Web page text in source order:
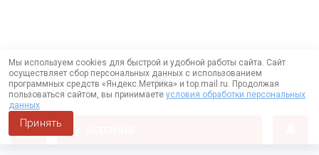
Мы используем cookies для быстрой и удобной работы сайта. Сайт
осуществляет сбор персональных данных с использованием
программных средств «Яндекс.Метрика» и top.mail.ru. Продолжая
пользоваться сайтом, вы принимаете условия обработки персональных
данных
Принять